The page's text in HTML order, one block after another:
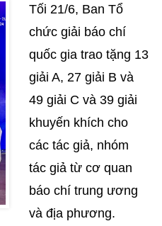
Tối 21/6, Ban Tổ
chức giải báo chí
quốc gia trao tặng 13
giải A, 27 giải B và
49 giải C và 39 giải
khuyến khích cho
các tác giả, nhóm
tác giả từ cơ quan
báo chí trung ương
và địa phương.